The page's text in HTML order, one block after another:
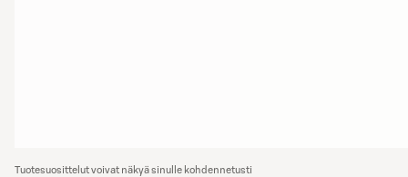
Tuotesuosittelut voivat näkyä sinulle kohdennetusti